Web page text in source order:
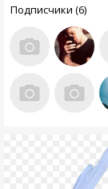
Подписчики (6)